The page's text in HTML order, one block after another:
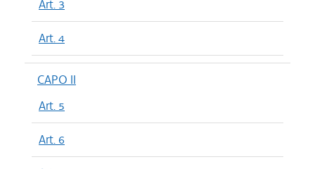
Art. 3
Art. 4
CAPO II
Art. 5
Art. 6